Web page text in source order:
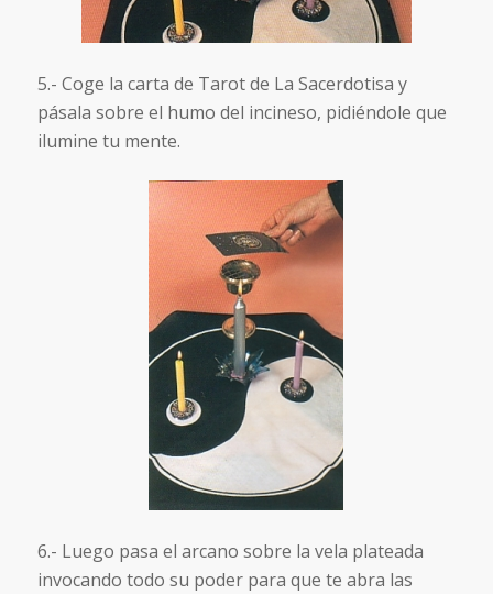
5.- Coge la carta de Tarot de La Sacerdotisa y
pásala sobre el humo del incineso, pidiéndole que
ilumine tu mente.
6.- Luego pasa el arcano sobre la vela plateada
invocando todo su poder para que te abra las